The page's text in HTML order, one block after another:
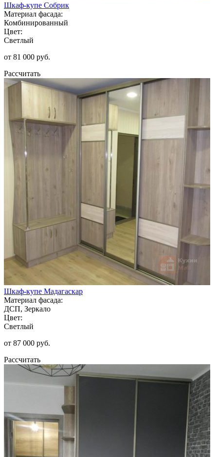
Шкаф-купе Собрик
Материал фасада:
Комбинированный
Цвет:
Светлый
от 81 000 руб.
Рассчитать
Шкаф-купе Мадагаскар
Материал фасада:
ДСП, Зеркало
Цвет:
Светлый
от 87 000 руб.
Рассчитать